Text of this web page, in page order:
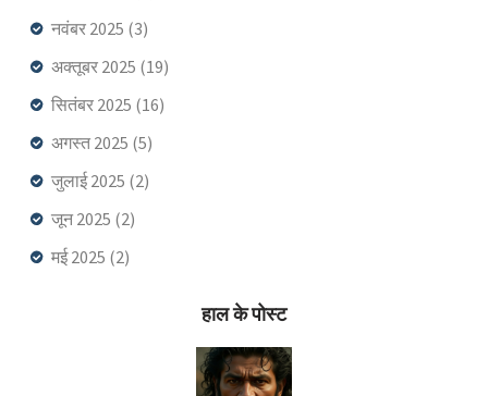
नवंबर 2025 (3)
अक्तूबर 2025 (19)
सितंबर 2025 (16)
अगस्त 2025 (5)
जुलाई 2025 (2)
जून 2025 (2)
मई 2025 (2)
हाल के पोस्ट